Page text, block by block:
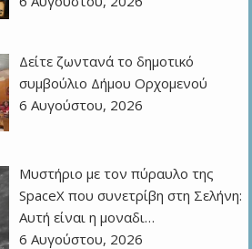
Δείτε ζωντανά το δημοτικό
συμβούλιο Δήμου Ορχομενού
6 Αυγούστου, 2026
Μυστήριο με τον πύραυλο της
SpaceX που συνετρίβη στη Σελήνη:
Αυτή είναι η μοναδι…
6 Αυγούστου, 2026